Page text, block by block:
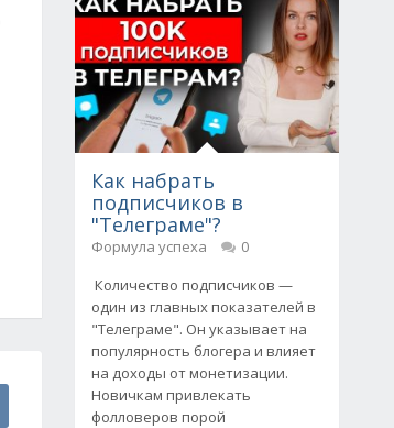
Как набрать
подписчиков в
"Телеграме"?
Формула успеха
0
Количество подписчиков —
один из главных показателей в
"Телеграме". Он указывает на
популярность блогера и влияет
на доходы от монетизации.
Новичкам привлекать
фолловеров порой